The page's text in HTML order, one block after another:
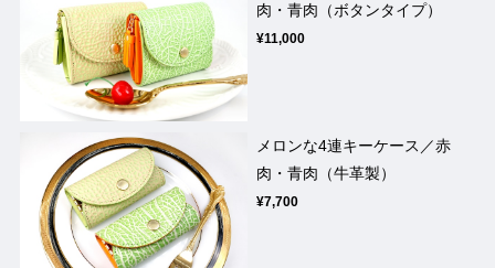
肉・青肉（ボタンタイプ）
¥11,000
メロンな4連キーケース／赤
肉・青肉（牛革製）
¥7,700